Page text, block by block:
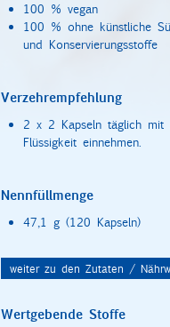
100 % vegan
100 % ohne künstliche
und Konservierungsstoffe
Verzehrempfehlung
2 x 2 Kapseln täglich mit
Flüssigkeit einnehmen.
Nennfüllmenge
47,1 g (120 Kapseln)
weiter zu den Zutaten /
Wertgebende Stoffe